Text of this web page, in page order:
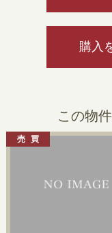
購入
この物